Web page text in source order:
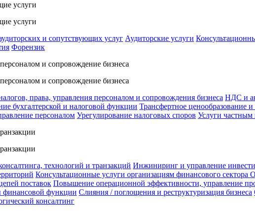
услуги
услуги
и сопутствующих услуг Аудиторские услуги
Форензик
и сопровождение бизнеса
и сопровождение бизнеса
права, управления персоналом и сопровождения бизнеса НДС и
бухгалтерской и налоговой функции Трансфертное ценообразование
персоналом Урегулирование налоговых споров Услуги частным
технологий и транзакций Инжиниринг и управление
Консультационные услуги организациям финансового сектора
поставок Повышение операционной эффективности, управление
функции Слияния / поглощения и реструктуризация бизнеса
консалтинг